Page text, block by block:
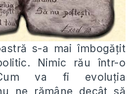
s-a mai îmbogățit
Nimic rău într-o
va fi evoluția
ne rămâne decât să